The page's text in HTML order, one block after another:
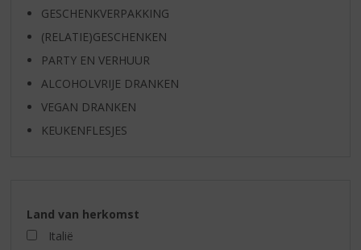
GESCHENKVERPAKKING
(RELATIE)GESCHENKEN
PARTY EN VERHUUR
ALCOHOLVRIJE DRANKEN
VEGAN DRANKEN
KEUKENFLESJES
Land van herkomst
Italië